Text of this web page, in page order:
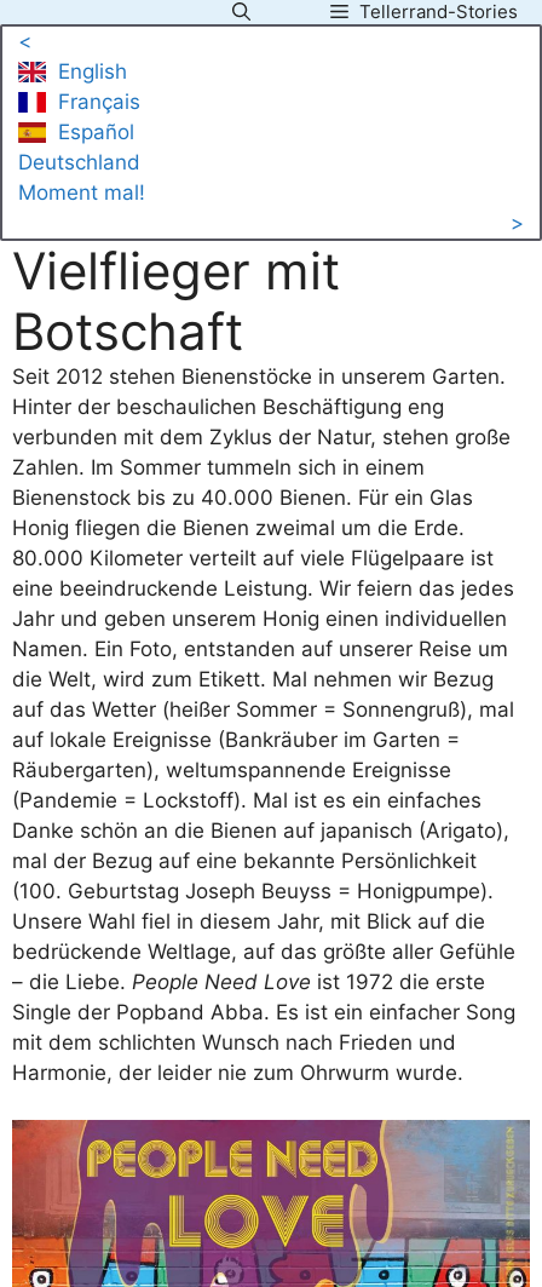
Inhalt
springen
Tellerrand-Stories
<
English
Français
Español
Deutschland
Moment mal!
>
Vielflieger mit
Botschaft
Seit 2012 stehen Bienenstöcke in unserem Garten.
Hinter der beschaulichen Beschäftigung eng
verbunden mit dem Zyklus der Natur, stehen große
Zahlen. Im Sommer tummeln sich in einem
Bienenstock bis zu 40.000 Bienen. Für ein Glas
Honig fliegen die Bienen zweimal um die Erde.
80.000 Kilometer verteilt auf viele Flügelpaare ist
eine beeindruckende Leistung. Wir feiern das jedes
Jahr und geben unserem Honig einen individuellen
Namen. Ein Foto, entstanden auf unserer Reise um
die Welt, wird zum Etikett. Mal nehmen wir Bezug
auf das Wetter (heißer Sommer = Sonnengruß), mal
auf lokale Ereignisse (Bankräuber im Garten =
Räubergarten), weltumspannende Ereignisse
(Pandemie = Lockstoff). Mal ist es ein einfaches
Danke schön an die Bienen auf japanisch (Arigato),
mal der Bezug auf eine bekannte Persönlichkeit
(100. Geburtstag Joseph Beuyss = Honigpumpe).
Unsere Wahl fiel in diesem Jahr, mit Blick auf die
bedrückende Weltlage, auf das größte aller Gefühle
– die Liebe. People Need Love ist 1972 die erste
Single der Popband Abba. Es ist ein einfacher Song
mit dem schlichten Wunsch nach Frieden und
Harmonie, der leider nie zum Ohrwurm wurde.